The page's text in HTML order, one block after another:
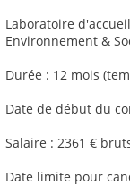
Laboratoire
Environnement &
Durée : 12 mois
Date de début du
Salaire : 2361 €
Date limite pour